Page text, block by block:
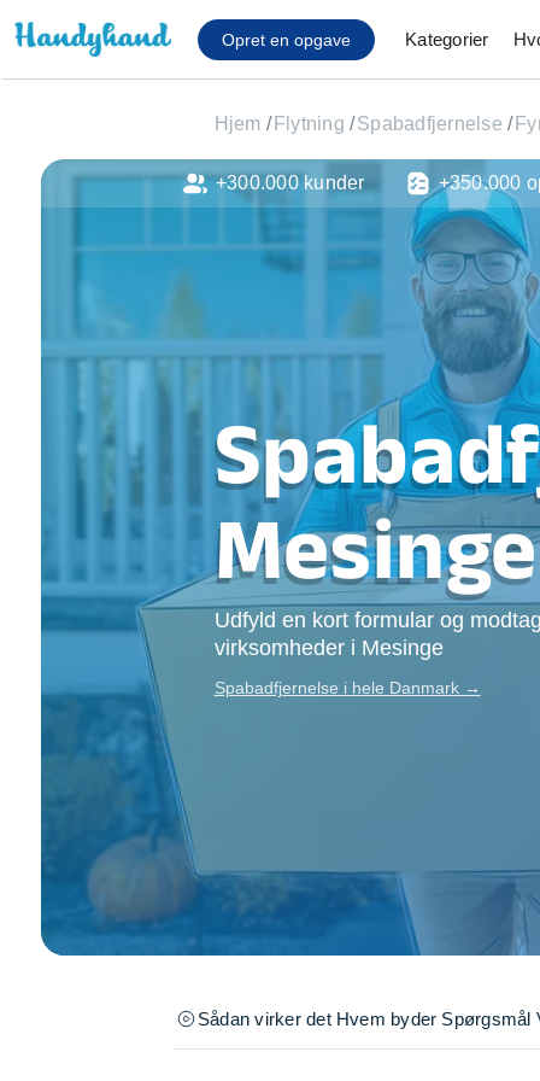
Opret en opgave Kategorier
Affaldsfjernelse
Afhentning af
Anlæg af terrasse
Cykel reparation
Flyttehjælp
Gulvlaminering
Hårde hvidevare
Hjælp til mobil, pc,
Installation af
Møbelsamling og
Ophængning af
Opsætning af
Tømrer
Tunge løft
Underholdning
Se alle...
Hjem / Flytning /Spabadfjernelse /
Mesinge
Udfyld en kort formular og
virksomheder i Mesinge
Spabadfjernelse i hele Danmark →
+300.000 kunder +350.000
Sådan virker det Hvem byder Spørgsmål